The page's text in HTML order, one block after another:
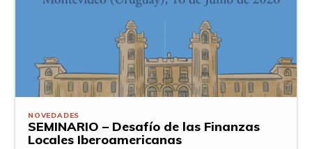
NOVEDADES
SEMINARIO – Desafío de las Finanzas
Locales Iberoamericanas